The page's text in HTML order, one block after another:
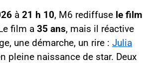
à 21 h 10, M6 rediffuse le film
film a 35 ans, mais il réactive
une démarche, un rire : Julia
pleine naissance de star. Deux